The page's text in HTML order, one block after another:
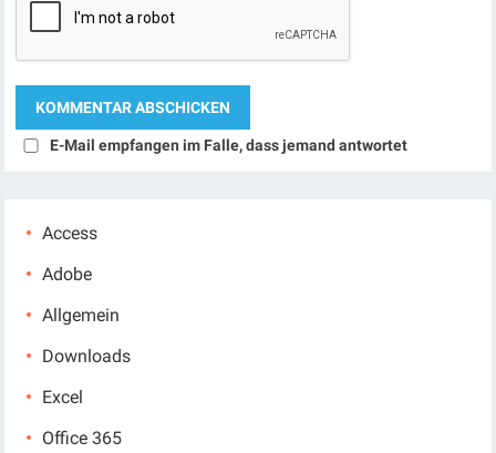
E-Mail empfangen im Falle, dass jemand antwortet
Access
Adobe
Allgemein
Downloads
Excel
Office 365